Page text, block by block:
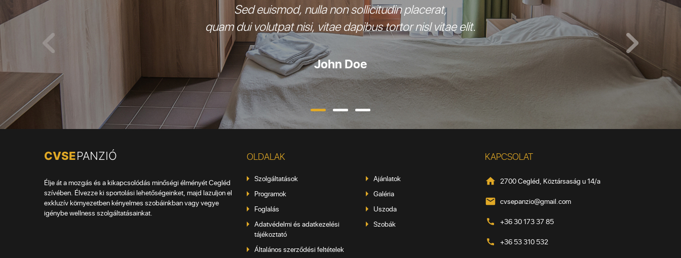
Sed euismod, nulla non sollicitudin placerat,
quam dui volutpat nisi, vitae dapibus tortor nisl vitae elit.
John Doe
Élje át a mozgás és a kikapcsolódás minőségi élményét Cegléd
szívében. Élvezze ki sportolási lehetőségeinket, majd lazuljon el
exkluzív környezetben kényelmes szobáinkban vagy vegye
igénybe wellness szolgáltatásainkat.
OLDALAK
Szolgáltatások
Ajánlatok
Programok
Galéria
Foglalás
Uszoda
Adatvédelmi és adatkezelési
tájékoztató
Szobák
Általános szerződési feltételek
KAPCSOLAT
2700 Cegléd, Köztársaság u 14/a
cvsepanzio@gmail.com
+36 30 173 37 85
+36 53 310 532